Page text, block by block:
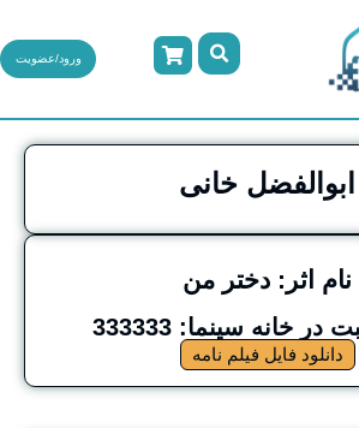
ورود/عضویت
ابوالفضل خانی
نام اثر: دختر من
خانه سینما: 333333
دانلود فایل فیلم نامه